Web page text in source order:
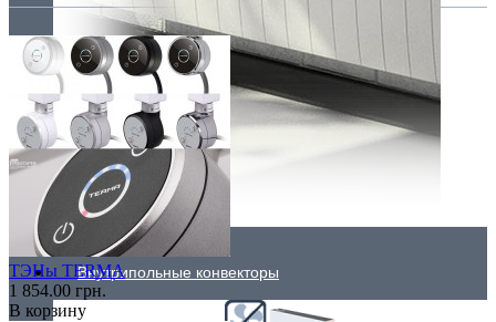
Внутрипольные конвекторы
ТЭНы TERMA
1 854.00 грн.
В корзину